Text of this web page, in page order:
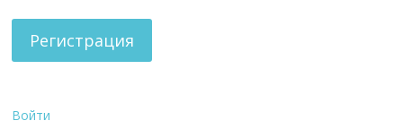
Регистрация
Войти